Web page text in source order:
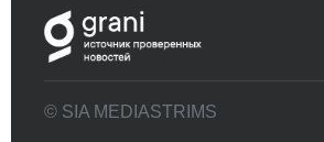
© SIA MEDIASTRIMS